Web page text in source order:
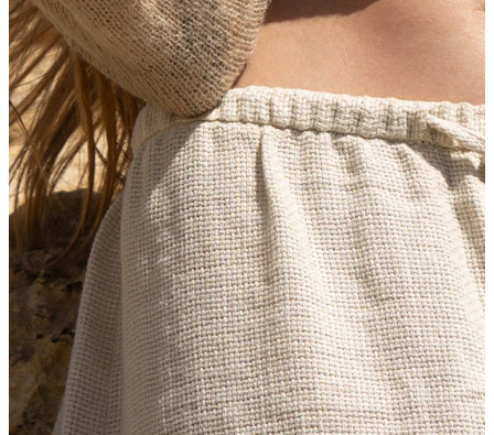
Stretching
14k aukso papuošalai